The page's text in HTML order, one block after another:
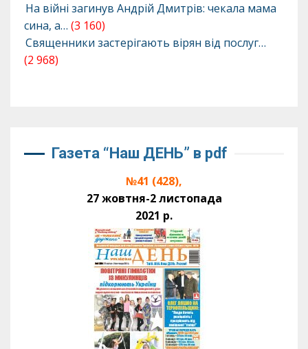
На війні загинув Андрій Дмитрів: чекала мама
сина, а… (3 160)
Священники застерігають вірян від послуг…
(2 968)
Газета “Наш ДЕНЬ” в pdf
№41 (428),
27 жовтня-2 листопада
2021 р.